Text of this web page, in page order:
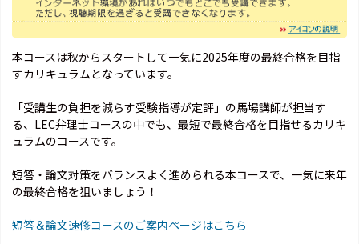
本コースは秋からスタートして一気に2025年度の最終合格を目指
すカリキュラムとなっています。
「受講生の負担を減らす受験指導が定評」の馬場講師が担当す
る、LEC弁理士コースの中でも、最短で最終合格を目指せるカリキ
ュラムのコースです。
短答・論文対策をバランスよく進められる本コースで、一気に来年
の最終合格を狙いましょう！
短答＆論文速修コースのご案内ページはこちら